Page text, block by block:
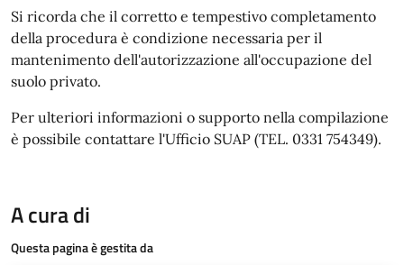
Si ricorda che il corretto e tempestivo completamento
della procedura è condizione necessaria per il
mantenimento dell'autorizzazione all'occupazione del
suolo privato.
Per ulteriori informazioni o supporto nella compilazione
è possibile contattare l'Ufficio SUAP (TEL. 0331 754349).
A cura di
Questa pagina è gestita da